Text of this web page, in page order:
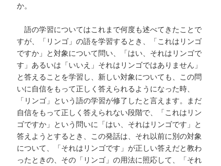
か。
語の学習についてはこれまで何度も述べてきたことで
すが、「リンゴ」の語を学習するとき、「これはリンゴ
ですか」と対象について問い、「はい、それはリンゴで
す」あるいは「いいえ」それはリンゴではありません」
と答えることを学習し、新しい対象についても、この問
いに自信をもって正しく答えられるようになった時、
「リンゴ」という語の学習が修了したと言えます。まだ
自信をもって正しく答えられない段階で、「これはリン
ゴですか」という問いに「はい、それはリンゴです」と
答えようとするとき、この発話は、それ以前に別の対象
について、「それはリンゴです」が正しい答えだと教わ
ったときの、その「リンゴ」の用法に照応して、「それ